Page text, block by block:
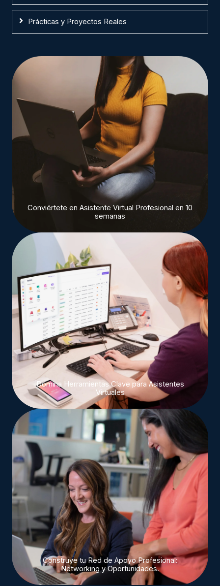
Prácticas y Proyectos Reales
Conviértete en Asistente Virtual Profesional en 10
semanas
Domina Herramientas Clave para Asistentes
Virtuales
Construye tu Red de Apoyo Profesional:
Networking y Oportunidades.